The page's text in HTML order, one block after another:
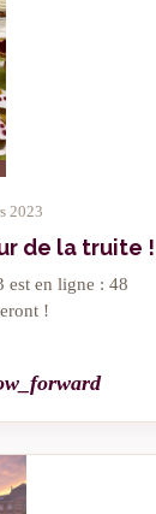
2023
de la truite !
en ligne : 48
!